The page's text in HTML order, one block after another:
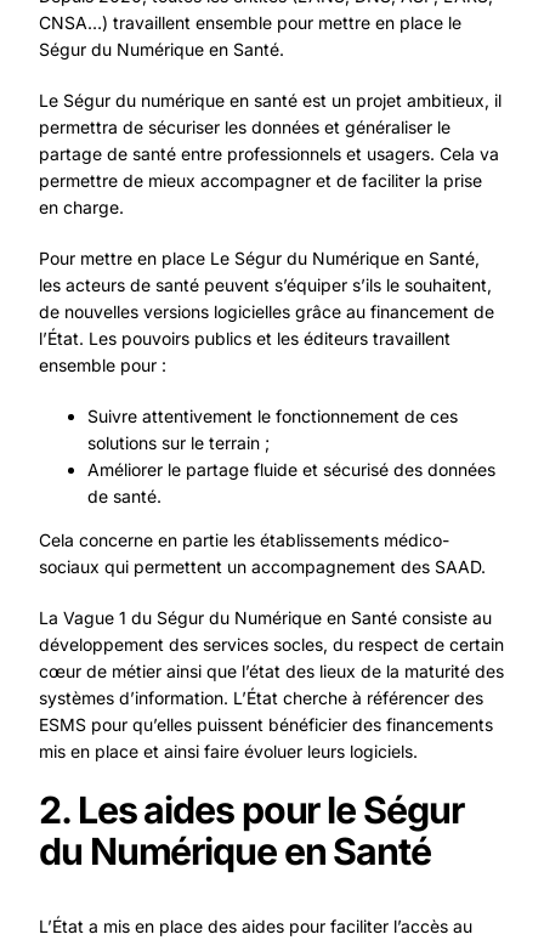
CNSA…) travaillent ensemble pour mettre en place le
Ségur du Numérique en Santé.
Le Ségur du numérique en santé est un projet ambitieux, il
permettra de sécuriser les données et généraliser le
partage de santé entre professionnels et usagers. Cela va
permettre de mieux accompagner et de faciliter la prise
en charge.
Pour mettre en place Le Ségur du Numérique en Santé,
les acteurs de santé peuvent s’équiper s’ils le souhaitent,
de nouvelles versions logicielles grâce au financement de
l’État. Les pouvoirs publics et les éditeurs travaillent
ensemble pour :
Suivre attentivement le fonctionnement de ces
solutions sur le terrain ;
Améliorer le partage fluide et sécurisé des données
de santé.
Cela concerne en partie les établissements médico-
sociaux qui permettent un accompagnement des SAAD.
La Vague 1 du Ségur du Numérique en Santé consiste au
développement des services socles, du respect de certain
cœur de métier ainsi que l’état des lieux de la maturité des
systèmes d’information. L’État cherche à référencer des
ESMS pour qu’elles puissent bénéficier des financements
mis en place et ainsi faire évoluer leurs logiciels.
2. Les aides pour le Ségur
du Numérique en Santé
L’État a mis en place des aides pour faciliter l’accès au